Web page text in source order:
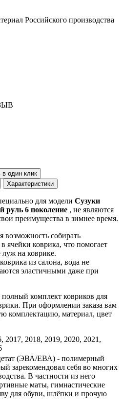
Российского производства
в один клик
Характеристики
для модели Сузуки
руль 6 поколение , не являются
преимущества в зимнее время.
возможность собирать
ячейки коврика, что помогает
луж на коврике.
из салона, вода не
эластичными даже при
полный комплект ковриков для
При оформлении заказа вам
комплектацию, материал, цвет
2017, 2018, 2019, 2020, 2021,
(ЭВА/ЕВА) - полимерный
зарекомендовал себя во многих
В частности из него
маты, гимнастические
для обуви, шлёпки и прочую